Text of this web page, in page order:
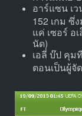
อาร์แซน เ
152 เกม ซึ่
แค่ เซอร์ อ
นัด)
เอลี่ บ๊ป คุม
ตอนเป็นผู้จั